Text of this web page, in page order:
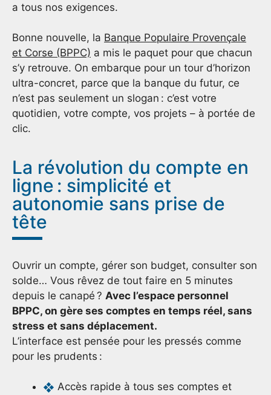
a tous nos exigences.
Bonne nouvelle, la Banque Populaire Provençale
et Corse (BPPC) a mis le paquet pour que chacun
s’y retrouve. On embarque pour un tour d’horizon
ultra-concret, parce que la banque du futur, ce
n’est pas seulement un slogan : c’est votre
quotidien, votre compte, vos projets – à portée de
clic.
La révolution du compte en
ligne : simplicité et
autonomie sans prise de
tête
Ouvrir un compte, gérer son budget, consulter son
solde… Vous rêvez de tout faire en 5 minutes
depuis le canapé ? Avec l’espace personnel
BPPC, on gère ses comptes en temps réel, sans
stress et sans déplacement.
L’interface est pensée pour les pressés comme
pour les prudents :
Accès rapide à tous ses comptes et